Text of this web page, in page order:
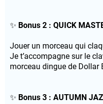
✨ Bonus 2 : QUICK
Jouer un morceau qui
Je t’accompagne sur le
morceau dingue de Dollar
✨ Bonus 3 : AUTUMN